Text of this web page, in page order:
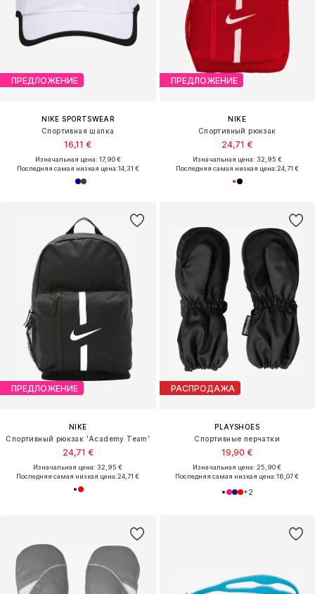
ПРЕДЛОЖЕНИЕ
NIKE SPORTSWEAR
Спортивная шапка
16,11 €
Изначальная цена: 17,90 €
Последняя самая низкая цена:14,31 €
ПРЕДЛОЖЕНИЕ
NIKE
Спортивный рюкзак
24,71 €
Изначальная цена: 32,95 €
Последняя самая низкая цена:24,71 €
ПРЕДЛОЖЕНИЕ
NIKE
Спортивный рюкзак 'Academy Team'
24,71 €
Изначальная цена: 32,95 €
Последняя самая низкая цена:24,71 €
РАСПРОДАЖА
PLAYSHOES
Спортивные перчатки
19,90 €
Изначальная цена: 25,90 €
Последняя самая низкая цена:16,07 €
+2